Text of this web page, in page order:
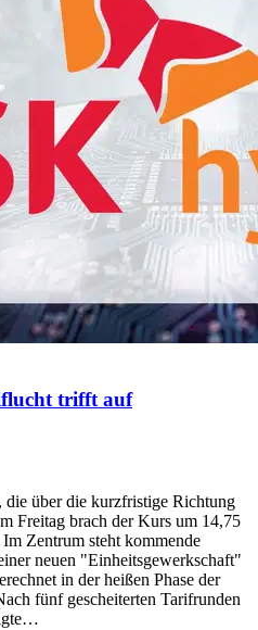
trifft auf
über die kurzfristige Richtung
Freitag brach der Kurs um 14,75
Zentrum steht kommende
neuen "Einheitsgewerkschaft"
in der heißen Phase der
fünf gescheiterten Tarifrunden